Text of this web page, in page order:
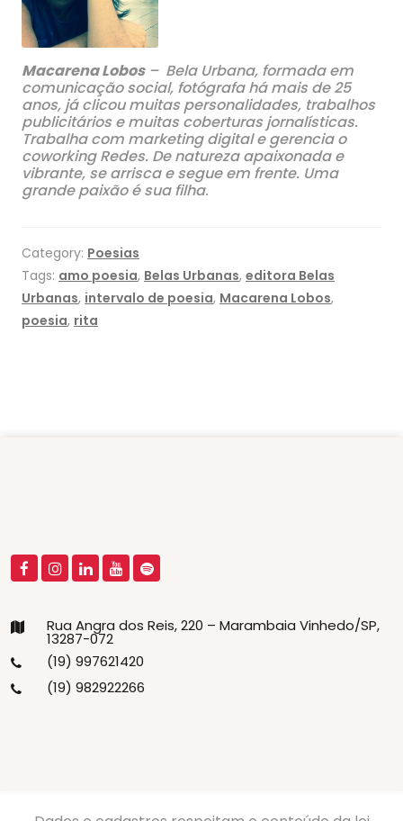
Macarena Lobos– Bela Urbana, formada em
comunicação social, fotógrafa há mais de 25
anos, já clicou muitas personalidades, trabalhos
publicitários e muitas coberturas jornalísticas.
Trabalha com marketing digital e gerencia o
coworking Redes. De natureza apaixonada e
vibrante, se arrisca e segue em frente. Uma
grande paixão é sua filha.
Category: Poesias
Tags: amo poesia, Belas Urbanas, editora Belas
Urbanas, intervalo de poesia, Macarena Lobos,
poesia, rita
Rua Angra dos Reis, 220 – Marambaia Vinhedo/SP,
13287-072
(19) 997621420
(19) 982922266